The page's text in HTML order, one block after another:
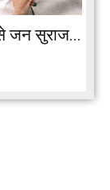
जन सुराज...